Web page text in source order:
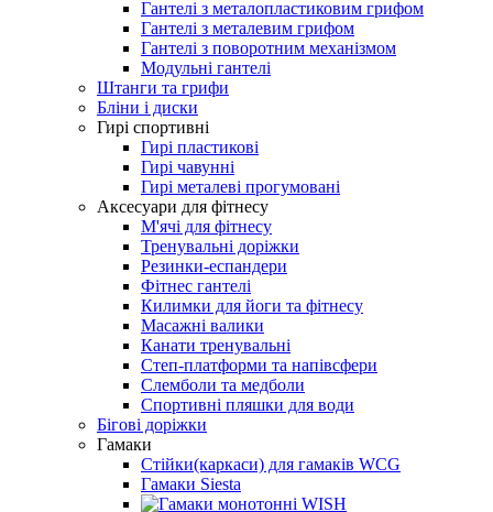
Гантелі з металопластиковим грифом
Гантелі з металевим грифом
Гантелі з поворотним механізмом
Модульні гантелі
Штанги та грифи
Бліни і диски
Гирі спортивні
Гирі пластикові
Гирі чавунні
Гирі металеві прогумовані
Аксесуари для фітнесу
М'ячі для фітнесу
Тренувальні доріжки
Резинки-еспандери
Фітнес гантелі
Килимки для йоги та фітнесу
Масажні валики
Канати тренувальні
Степ-платформи та напівсфери
Слемболи та медболи
Спортивні пляшки для води
Бігові доріжки
Гамаки
Стійки(каркаси) для гамаків WCG
Гамаки Siesta